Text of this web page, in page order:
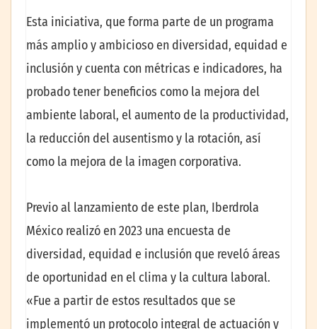
Esta iniciativa, que forma parte de un programa
más amplio y ambicioso en diversidad, equidad e
inclusión y cuenta con métricas e indicadores, ha
probado tener beneficios como la mejora del
ambiente laboral, el aumento de la productividad,
la reducción del ausentismo y la rotación, así
como la mejora de la imagen corporativa.
Previo al lanzamiento de este plan, Iberdrola
México realizó en 2023 una encuesta de
diversidad, equidad e inclusión que reveló áreas
de oportunidad en el clima y la cultura laboral.
«Fue a partir de estos resultados que se
implementó un protocolo integral de actuación y